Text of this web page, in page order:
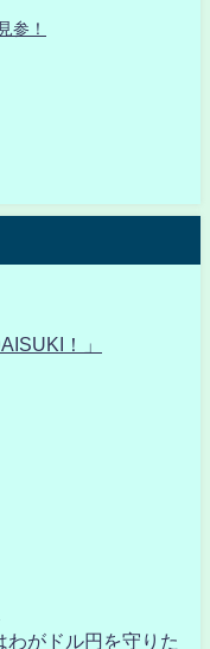
参！
！」
わがドル円を守りた